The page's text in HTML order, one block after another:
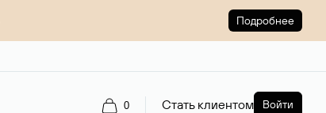
Подробнее
0 Стать клиентом Войти